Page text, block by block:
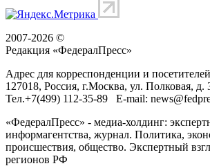
2007-2026 ©
Редакция «ФедералПресс»
Адрес для корреспонденции и
127018, Россия, г.Москва, ул. Полковая, д.
Тел.+7(499) 112-35-89 E-mail:
«ФедералПресс» - медиа-холдинг:
информагентства, журнал. Политика,
происшествия, общество. Экспертный
регионов РФ